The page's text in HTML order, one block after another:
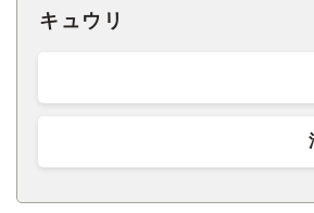
キュウリ